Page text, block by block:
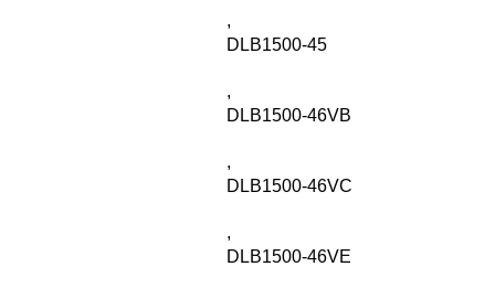
,
DLB1500-45
,
DLB1500-46VB
,
DLB1500-46VC
,
DLB1500-46VE